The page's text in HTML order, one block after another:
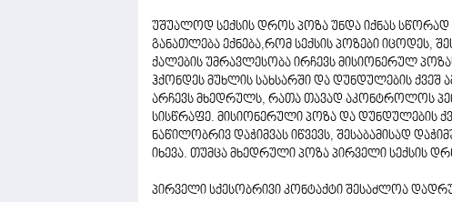
უშუალოდ სექსის დროს პოზა უნდა იქნას
განათლება ექნება,რომ სექსის პოზები იცოდეს,
ქალების უმრავლესობა ირჩევს მისიონერულ
ჰქონდეს მუხლის სახსარში და დუნდულების ქვეშ
არჩევს მხედრულს, რათა თავად აკონტროლოს
სისწრაფე. მისიონერული პოზა და დუნდულების
ნაწილობრივ დაჭიმვას იწვევს, შესაბამისად
იხევა. თუმცა მხედრული პოზა პირველი სექსის
პირველი სქესობრივი კონტაქტი შესაძლოა